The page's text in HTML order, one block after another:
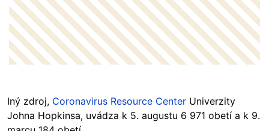
Iný zdroj, Coronavirus Resource Center Univerzity
Johna Hopkinsa, uvádza k 5. augustu 6 971 obetí a k 9.